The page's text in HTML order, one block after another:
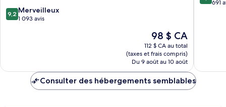
des
affaires
9.2
sur
9,2 Merveilleux
1 093 avis
Le
prix
est
de
98 $ CA
98 $ CA
112 $ CA au total
(taxes et frais compris)
Du 9 août au 10 août
sur 691
Consulter des hébergements semblables